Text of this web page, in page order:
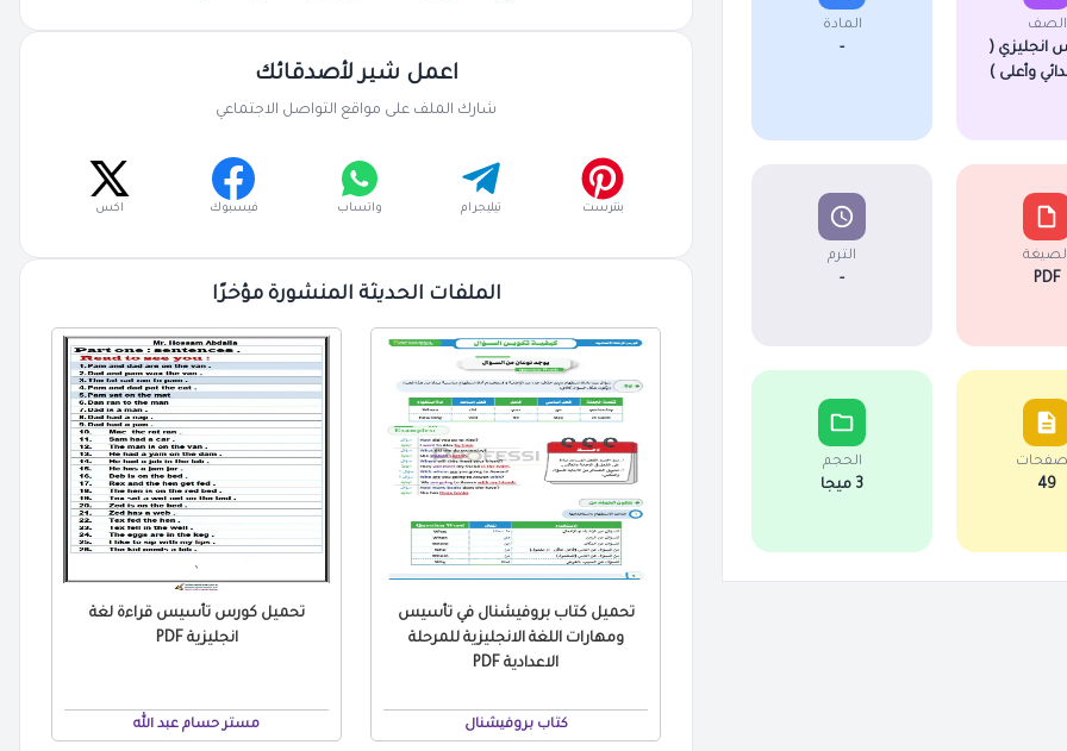
الصف
انجليزي (
وأعلى )
المادة
-
PDF
الترم
-
49
الحجم
3 ميجا
اعمل شير لأصدقائك
شارك الملف على مواقع التواصل الاجتماعي
بنترست تيليجرام واتساب فيسبوك اكس
الملفات الحديثة المنشورة مؤخرًا
تحميل كتاب بروفيشنال في تأسيس
ومهارات اللغة الانجليزية للمرحلة
الاعدادية PDF
كتاب بروفيشنال
تحميل كورس تأسيس قراءة لغة
انجليزية PDF
مستر حسام عبد الله